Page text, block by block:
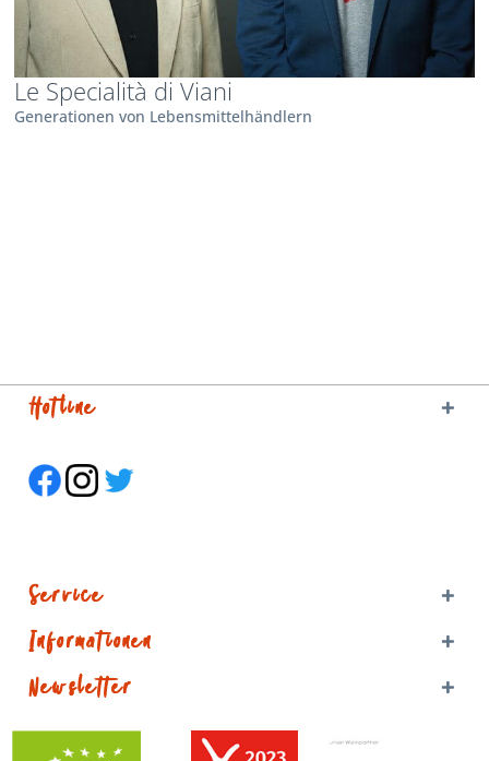
Le Specialità di Viani
Generationen von Lebensmittelhändlern
Hotline
Service
Informationen
Newsletter